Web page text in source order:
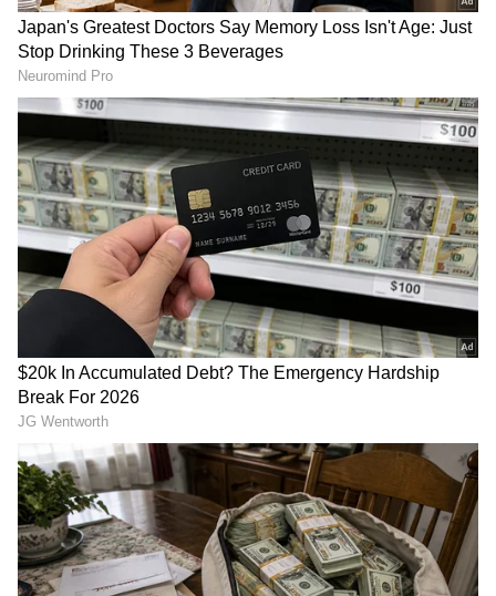
Image Credit : Asianet News
ಮುಸ್ಲಿಂ ಸಮುದಾಯದ ಬಗ್ಗೆ ಅವಮಾನಕಾರಿ ಕಾಮೆಂಟ್
ಈ ಘಟನೆಗೆ ಸಂಬಂಧಿಸಿದಂತೆ ಸಾಮಾಜಿಕ ಜಾಲತಾಣದಲ್ಲಿ
ಮುಸ್ಲಿಂ ಸಮುದಾಯ ಹಾಗೂ ಮಹಿಳೆಯರ ವಿರುದ್ಧ
ಅವಹೇಳನಕಾರಿ ಹಾಗೂ ಧಾರ್ಮಿಕ ದ್ವೇಷ ಪ್ರಚೋದಿಸುವ
ರೀತಿಯ ಕಾಮೆಂಟ್‌ ಪೋಸ್ಟ್‌ ಮಾಡಲಾಗಿದೆ ಎಂಬ ಆರೋಪ
ಕೇಳಿಬಂದಿದೆ.
Related Articles
ವಾತಾವರಣ ಹತ್ತಿಕ್ಕಬೇಕೆಂದ ವಿಶ್ವಸಂಸ್ಥೆ ಮಾನವ
ಹಕ್ಕುಗಳ ಕಮೀಷನರ್
ಆತಂಕಕಾರಿ ಕ್ಷಣದಲ್ಲಿ ಸಮಯಪ್ರಜ್ಞೆ ಮೆರೆದು ಲಿಫ್ಟ್‌ನಲ್ಲಿ
ಸಿಲುಕಿದ ಇಬ್ಬರು ಪುಟ್ಟ ಮಕ್ಕಳ ರಕ್ಷಿಸಿದ ಬಾಲಕಿ